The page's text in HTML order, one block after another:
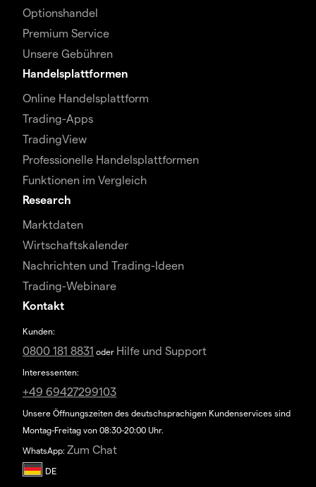
Optionshandel
Premium Service
Unsere Gebühren
Handelsplattformen
Online Handelsplattform
Trading-Apps
TradingView
Professionelle Handelsplattformen
Funktionen im Vergleich
Research
Marktdaten
Wirtschaftskalender
Nachrichten und Trading-Ideen
Trading-Webinare
Kontakt
Kunden:
0800 181 8831 oder Hilfe und Support
Interessenten:
+49 69427299103
Unsere Öffnungszeiten des deutschsprachigen Kundenservices sind
Montag-Freitag von 08:30-20:00 Uhr.
WhatsApp: Zum Chat